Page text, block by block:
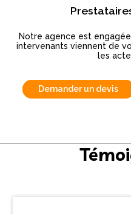
Notre agence est engagée
intervenants viennent de
les
Demander un devis